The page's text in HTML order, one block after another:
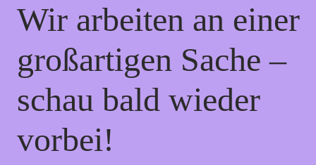
Wir arbeiten an einer
großartigen Sache –
schau bald wieder
vorbei!